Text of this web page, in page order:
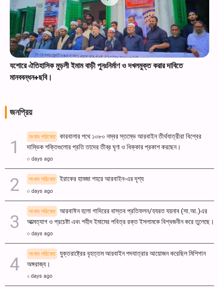
যশোরে ঐতিহাসিক মুড়লী ইমাম বাড়ী পুনঃনির্মাণ ও দখলমুক্ত করার দাবিতে
মানববন্ধন+ছবি।
জনপ্রিয়
সংবাদ পরিষেবা
কারবালার পথে ১০৮০ নম্বর স্তম্ভে আরবাইন তীর্থযাত্রীরা বিশ্বের
দাম্ভিক শক্তিগুলোর প্রতি তাদের তীব্র ঘৃণা ও ধিক্কার প্রকাশ করছেন।
৩ days ago
সংবাদ পরিষেবা ইরাকের হামজা শহরে আরবাইন-এর দৃশ্য
৩ days ago
সংবাদ পরিষেবা
আরবাঈন হলো গাদিরের বাস্তব প্রতিফলন/হযরত যয়নাব (সা.আ.)এর
আত্মত্যাগ ও প্রচেষ্টা এবং শহীদ ইমামের পবিত্র রক্ত ​​ইসলামকে বিশ্বজনীন করে তুলেছে।
৩ days ago
সংবাদ পরিষেবা
যুক্তরাষ্ট্রের বৃহত্তম আরবাইন পদযাত্রার আয়োজন করেছিল মিশিগান
অঙ্গরাজ্য।
২ days ago